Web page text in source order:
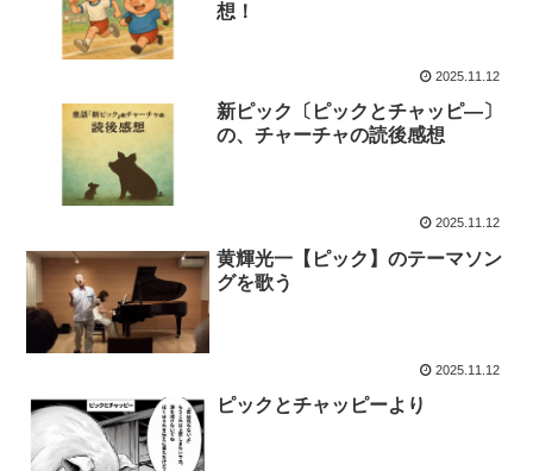
想！
2025.11.12
新ピック〔ピックとチャッピ―〕
の、チャーチャの読後感想
2025.11.12
黄輝光一【ピック】のテーマソン
グを歌う
2025.11.12
ピックとチャッピーより